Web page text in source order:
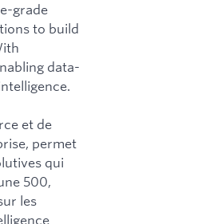
grade
to build
data-
et de
permet
qui
500,
les